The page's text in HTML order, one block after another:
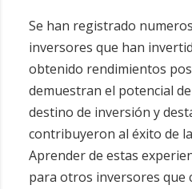
Se han registrado
inversores que han
obtenido rendimientos
demuestran el potencial
destino de inversión y
contribuyeron al éxito de
Aprender de estas
para otros inversores que